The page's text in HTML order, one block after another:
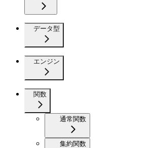
データ型
エンジン
関数
通常関数
集約関数